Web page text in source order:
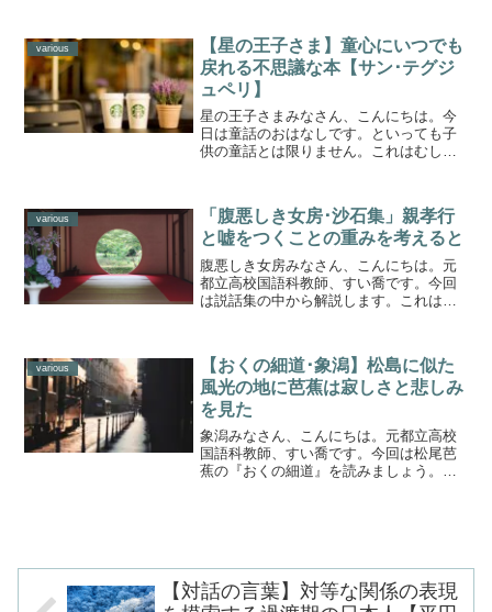
ね。それはまぎれもなく紫の上です。北
山での初めての出会いは、...
various
【星の王子さま】童心にいつでも
戻れる不思議な本【サン･テグジ
ュペリ】
星の王子さまみなさん、こんにちは。今
日は童話のおはなしです。といっても子
供の童話とは限りません。これはむしろ
重ねるほど、よくわかるのです。サン・
テグジュペリの代表作です...
various
「腹悪しき女房･沙石集」親孝行
と嘘をつくことの重みを考えると
腹悪しき女房みなさん、こんにちは。元
都立高校国語科教師、すい喬です。今回
は説話集の中から解説します。これは北
に描かれています。時頼は鎌倉時代中期
の鎌倉幕府第5代執権とし...
various
【おくの細道･象潟】松島に似た
風光の地に芭蕉は寂しさと悲しみ
を見た
象潟みなさん、こんにちは。元都立高校
国語科教師、すい喬です。今回は松尾芭
蕉の『おくの細道』を読みましょう。高
【対話の言葉】対等な関係の表現